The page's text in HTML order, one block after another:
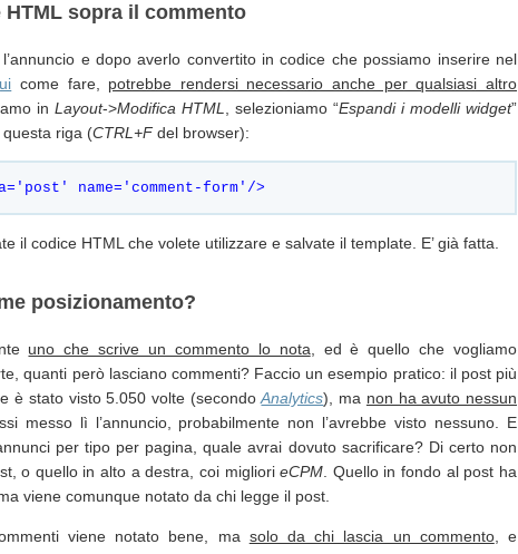
sopra il commento
e dopo averlo convertito in codice che possiamo inserire nel
come fare, potrebbe rendersi necessario anche per qualsiasi altro
in Layout->Modifica HTML , selezioniamo “Espandi i modelli widget”
riga (CTRL+F del browser):
name='comment-form'/>
il codice HTML che volete utilizzare e salvate il template. E’ già fatta.
posizionamento?
uno che scrive un commento lo nota , ed è quello che vogliamo
quanti però lasciano commenti? Faccio un esempio pratico: il post più
è stato visto 5.050 volte (secondoAnalytics), ma non ha avuto nessun
messo lì l’annuncio, probabilmente non l’avrebbe visto nessuno. E
per tipo per pagina, quale avrai dovuto sacrificare? Di certo non
o quello in alto a destra, coi migliorieCPM . Quello in fondo al post ha
viene comunque notato da chi legge il post.
viene notato bene, ma solo da chi lascia un commento, e